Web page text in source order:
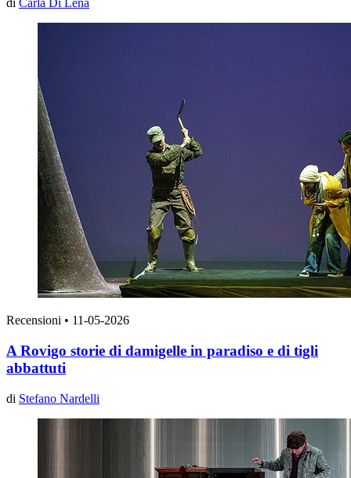
di Carla Di Lena
Recensioni • 11-05-2026
A Rovigo storie di damigelle in paradiso e di tigli
abbattuti
di Stefano Nardelli